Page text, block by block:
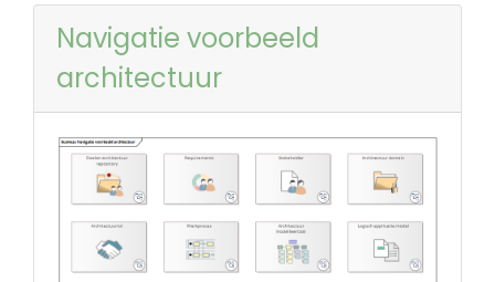
Navigatie voorbeeld
architectuur